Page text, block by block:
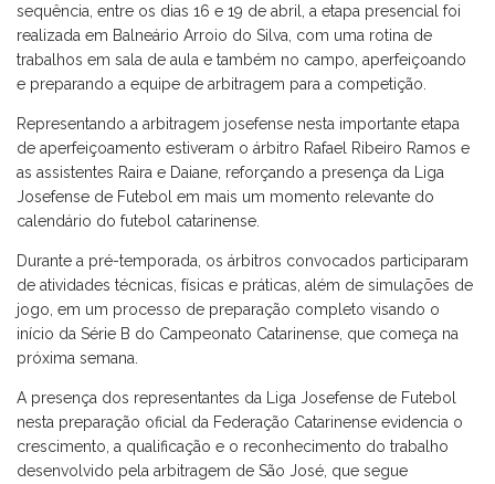
sequência, entre os dias 16 e 19 de abril, a etapa presencial foi
realizada em Balneário Arroio do Silva, com uma rotina de
trabalhos em sala de aula e também no campo, aperfeiçoando
e preparando a equipe de arbitragem para a competição.
Representando a arbitragem josefense nesta importante etapa
de aperfeiçoamento estiveram o árbitro Rafael Ribeiro Ramos e
as assistentes Raira e Daiane, reforçando a presença da Liga
Josefense de Futebol em mais um momento relevante do
calendário do futebol catarinense.
Durante a pré-temporada, os árbitros convocados participaram
de atividades técnicas, físicas e práticas, além de simulações de
jogo, em um processo de preparação completo visando o
início da Série B do Campeonato Catarinense, que começa na
próxima semana.
A presença dos representantes da Liga Josefense de Futebol
nesta preparação oficial da Federação Catarinense evidencia o
crescimento, a qualificação e o reconhecimento do trabalho
desenvolvido pela arbitragem de São José, que segue